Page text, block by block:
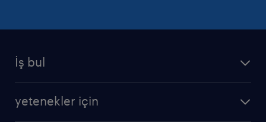
İş bul
bize katılın
yetenekler için